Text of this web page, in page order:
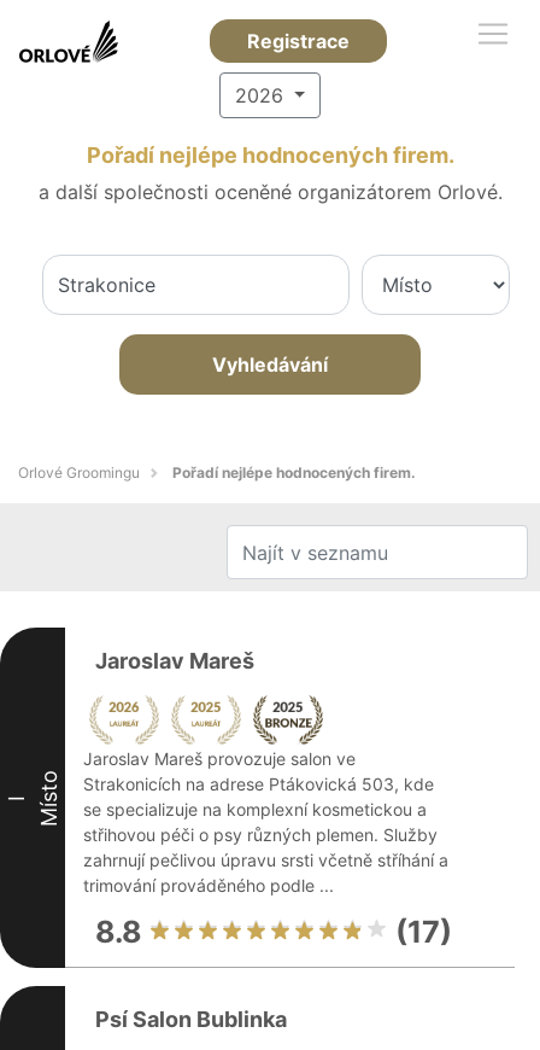
Registrace
2026
Pořadí nejlépe hodnocených firem.
a další společnosti oceněné organizátorem Orlové.
Vyhledávání
Orlové Groomingu Pořadí nejlépe hodnocených firem.
I Místo
Jaroslav Mareš
Jaroslav Mareš provozuje salon ve
Strakonicích na adrese Ptákovická 503, kde
se specializuje na komplexní kosmetickou a
střihovou péči o psy různých plemen. Služby
zahrnují pečlivou úpravu srsti včetně stříhání a
trimování prováděného podle ...
8.8 (17)
Psí Salon Bublinka